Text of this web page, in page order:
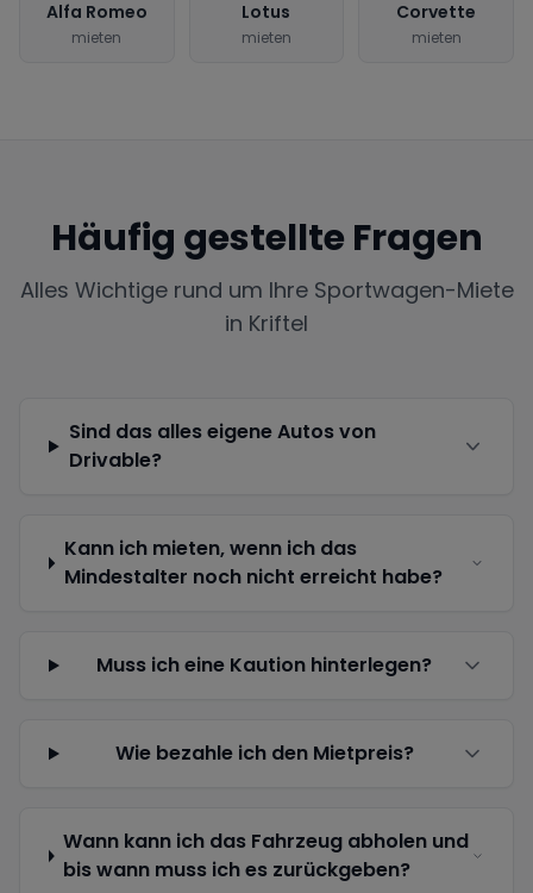
Alfa Romeo
mieten
Lotus
mieten
Corvette
mieten
Häufig gestellte Fragen
Alles Wichtige rund um Ihre Sportwagen-Miete
in Kriftel
Sind das alles eigene Autos von
Drivable?
Kann ich mieten, wenn ich das
Mindestalter noch nicht erreicht habe?
Muss ich eine Kaution hinterlegen?
Wie bezahle ich den Mietpreis?
Wann kann ich das Fahrzeug abholen und
bis wann muss ich es zurückgeben?